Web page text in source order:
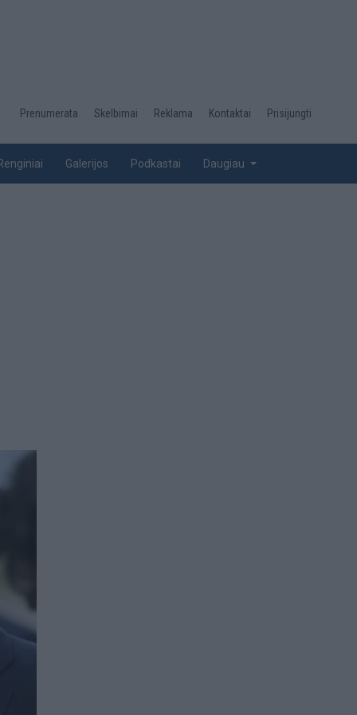
Desktop
top
Prenumerata Skelbimai Reklama Kontaktai Prisijungti
Galerijos Podkastai Daugiau